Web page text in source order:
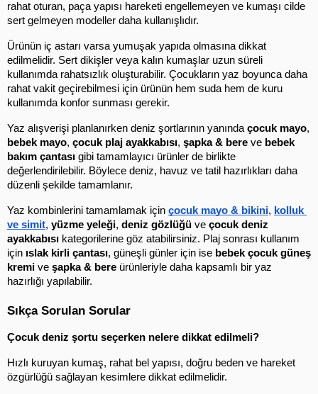
rahat oturan, paça yapısı hareketi engellemeyen ve kumaşı cilde
sert gelmeyen modeller daha kullanışlıdır.
Ürünün iç astarı varsa yumuşak yapıda olmasına dikkat
edilmelidir. Sert dikişler veya kalın kumaşlar uzun süreli
kullanımda rahatsızlık oluşturabilir. Çocukların yaz boyunca daha
rahat vakit geçirebilmesi için ürünün hem suda hem de kuru
kullanımda konfor sunması gerekir.
Yaz alışverişi planlanırken deniz şortlarının yanında çocuk mayo
bebek mayo, çocuk plaj ayakkabısı, şapka & bere ve bebek
bakım çantası gibi tamamlayıcı ürünler de birlikte
değerlendirilebilir. Böylece deniz, havuz ve tatil hazırlıkları daha
düzenli şekilde tamamlanır.
Yaz kombinlerini tamamlamak için çocuk mayo & bikini, kolluk
ve simit, yüzme yeleği, deniz gözlüğü ve çocuk deniz
ayakkabısı kategorilerine göz atabilirsiniz. Plaj sonrası kullanım
için ıslak kirli çantası, güneşli günler için ise bebek çocuk güneş
kremi ve şapka & bere ürünleriyle daha kapsamlı bir yaz
hazırlığı yapılabilir.
Sıkça Sorulan Sorular
Çocuk deniz şortu seçerken nelere dikkat edilmeli?
Hızlı kuruyan kumaş, rahat bel yapısı, doğru beden ve hareket
özgürlüğü sağlayan kesimlere dikkat edilmelidir.